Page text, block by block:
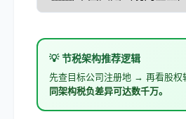
💡 节税架构推荐逻辑
先查目标公司注册地 → 再看股
同架构税负差异可达数千万。